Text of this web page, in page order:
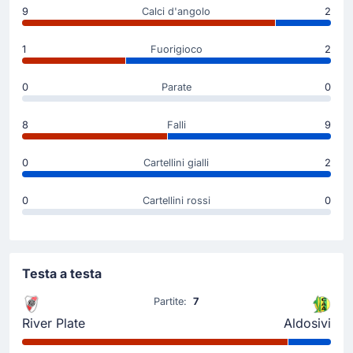
Mauro Arambarri
Primo cambio River Plate: Juan Cruz Meza lascia il
posto a Mauro Arambarri.
30'
Nicolas Cordero(Marcatore)
Gol Aldosivi! Nicolas Cordero ha gonfiato la rete
ora dice 0 - 2. Federico Laurelli ha servito l'assist per
Goal !
Aldo Tomas Lujan Fernandez
Aldosivi in vantaggio grazie alla rete di Aldo Tomas
Lujan Fernandez! Il risultato è ora di 0 - 1.
9 Calci d'angolo 2
1 Fuorigioco 2
0 Parate 0
8 Falli 9
0 Cartellini gialli 2
0 Cartellini rossi 0
Testa a testa
River Plate
Partite:7
Aldosivi